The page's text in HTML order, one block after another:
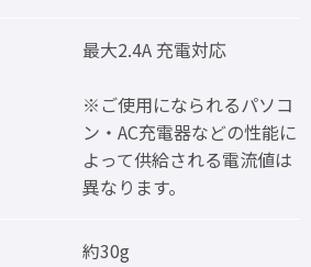
最大2.4A 充電対応
※ご使用になられるパソコ
ン・AC充電器などの性能に
よって供給される電流値は
異なります。
約30g